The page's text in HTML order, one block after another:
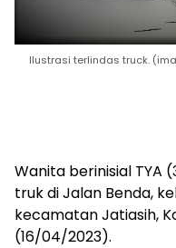
Ilustrasi terlindas truck.
Wanita berinisial TYA
truk di Jalan Benda,
kecamatan Jatiasih,
(16/04/2023).